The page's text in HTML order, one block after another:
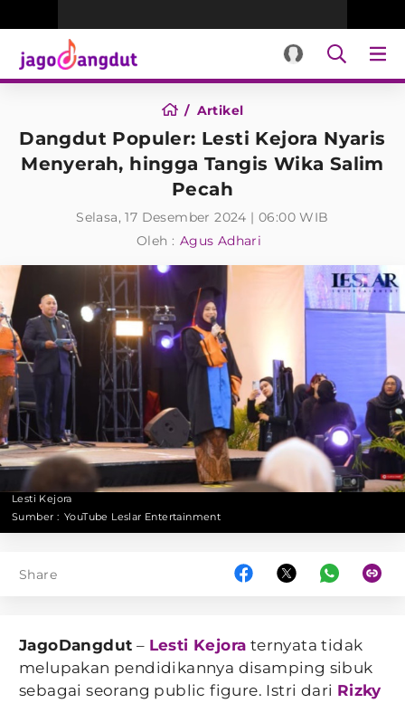
Artikel
Dangdut Populer: Lesti Kejora Nyaris
Menyerah, hingga Tangis Wika Salim
Pecah
Selasa, 17 Desember 2024 | 06:00 WIB
Oleh : Agus Adhari
Lesti Kejora
Sumber : YouTube Leslar Entertainment
Share
JagoDangdut – Lesti Kejora ternyata tidak
melupakan pendidikannya disamping sibuk
sebagai seorang public figure. Istri dari Rizky